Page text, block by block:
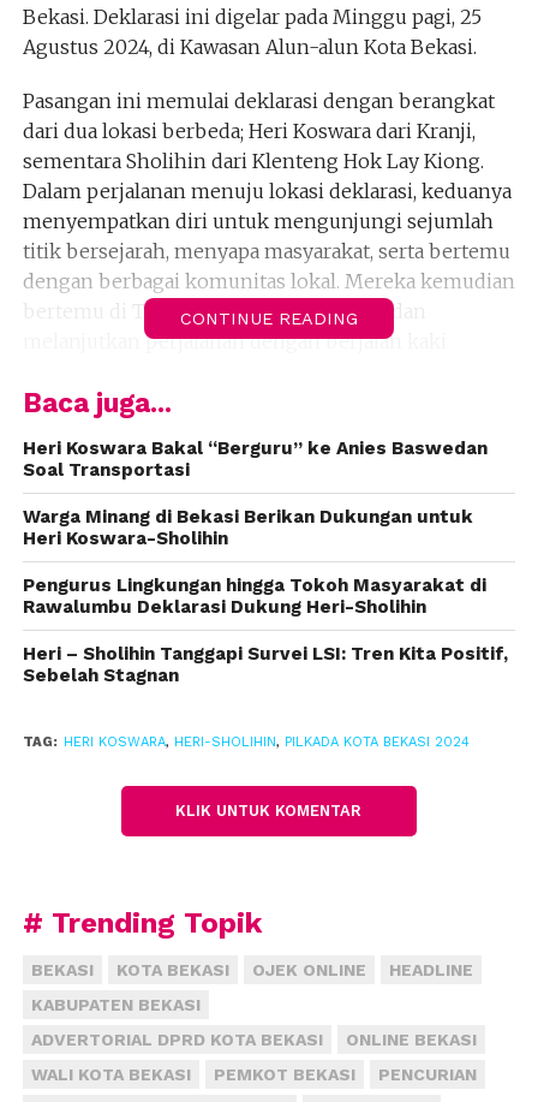
Bekasi. Deklarasi ini digelar pada Minggu pagi, 25
Agustus 2024, di Kawasan Alun-alun Kota Bekasi.
Pasangan ini memulai deklarasi dengan berangkat
dari dua lokasi berbeda; Heri Koswara dari Kranji,
sementara Sholihin dari Klenteng Hok Lay Kiong.
Dalam perjalanan menuju lokasi deklarasi, keduanya
menyempatkan diri untuk mengunjungi sejumlah
titik bersejarah, menyapa masyarakat, serta bertemu
dengan berbagai komunitas lokal. Mereka kemudian
bertemu di Tugu Revolusi Bulan-bulan dan
melanjutkan perjalanan dengan berjalan kaki
Heri Koswara, bakal calon Wali Kota Bekasi,
menjelaskan bahwa pemilihan tempat deklarasi di
Alun-alun, yang merupakan fasilitas publik,
bertujuan untuk lebih dekat dengan masyarakat.
“Acara kita bukan di gedung, tapi ini salah satu
bentuk ekspresi kami agar bisa bersama mayoritas
masyarakat Kota Bekasi,” ujarnya.
Dalam acara deklarasi tersebut, Heri juga
menyampaikan beberapa program yang akan
Kota Bekasi. Program pertama adalah komitmen
pekerjaan di Kota Bekasi. Selain itu, mereka juga
bertekad untuk memperbaiki tata kelola
pengelolaan sektor pendidikan dan kesehatan.
“Tujuannya untuk mengembalikan kejayaan Kota
Bekasi, Insya Allah. Saya kira itu yang utama, nanti
ada program lain yang akan kami sampaikan, Insya
Allah,” pungkas Heri.
CONTINUE READING
Baca juga...
Heri Koswara Bakal “Berguru” ke Anies Baswedan
Soal Transportasi
Warga Minang di Bekasi Berikan Dukungan untuk
Heri Koswara-Sholihin
Pengurus Lingkungan hingga Tokoh Masyarakat di
Rawalumbu Deklarasi Dukung Heri-Sholihin
Heri – Sholihin Tanggapi Survei LSI: Tren Kita Positif,
Sebelah Stagnan
TAG: HERI KOSWARA, HERI-SHOLIHIN, PILKADA KOTA BEKASI 2024
KLIK UNTUK KOMENTAR
# Trending Topik
BEKASI KOTA BEKASI OJEK ONLINE
HEADLINE
KABUPATEN BEKASI
ADVERTORIAL DPRD KOTA BEKASI
ONLINE BEKASI
WALI KOTA BEKASI
PEMKOT BEKASI
PENCURIAN